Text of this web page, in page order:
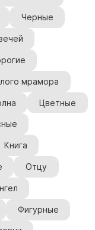
Черные
мрамора
Цветные
Книга
Отцу
Фигурные